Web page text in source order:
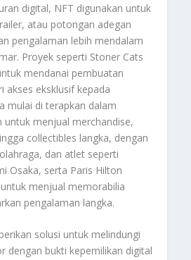
digital, NFT digunakan untuk
atau potongan adegan
pengalaman lebih mendalam
Proyek seperti Stoner Cats
mendanai pembuatan
akses eksklusif kepada
mulai di terapkan dalam
untuk menjual merchandise,
collectibles langka, dengan
dan atlet seperti
Osaka, serta Paris Hilton
menjual memorabilia
pengalaman langka.
solusi untuk melindungi
dengan bukti kepemilikan digital